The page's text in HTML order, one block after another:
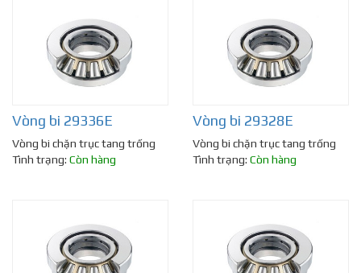
Vòng bi 29336E
Vòng bi chặn trục tang trống
Tình trạng: Còn hàng
Vòng bi 29328E
Vòng bi chặn trục tang trống
Tình trạng: Còn hàng